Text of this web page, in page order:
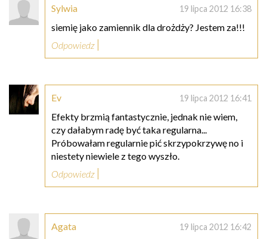
Sylwia 19 lipca 2012 16:38
siemię jako zamiennik dla drożdży? Jestem za!!!
Odpowiedz
Ev 19 lipca 2012 16:41
Efekty brzmią fantastycznie, jednak nie wiem,
czy dałabym radę być taka regularna...
Próbowałam regularnie pić skrzypokrzywę no i
niestety niewiele z tego wyszło.
Odpowiedz
Agata 19 lipca 2012 16:42